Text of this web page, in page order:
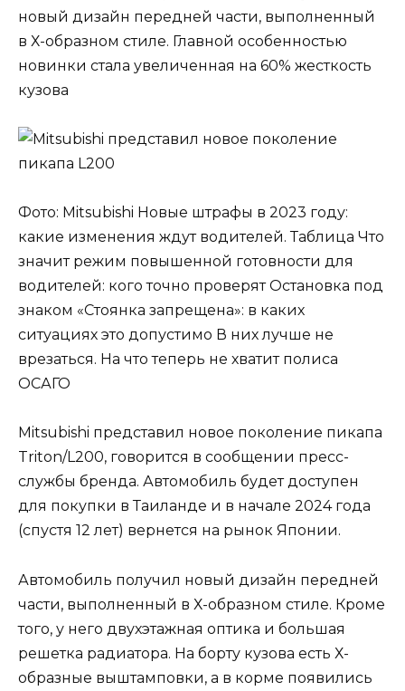
новый дизайн передней части, выполненный
в Х-образном стиле. Главной особенностью
новинки стала увеличенная на 60% жесткость
кузова
Фото: Mitsubishi Новые штрафы в 2023 году:
какие изменения ждут водителей. Таблица Что
значит режим повышенной готовности для
водителей: кого точно проверят Остановка под
знаком «Стоянка запрещена»: в каких
ситуациях это допустимо В них лучше не
врезаться. На что теперь не хватит полиса
ОСАГО
Mitsubishi представил новое поколение пикапа
Triton/L200, говорится в сообщении пресс-
службы бренда. Автомобиль будет доступен
для покупки в Таиланде и в начале 2024 года
(спустя 12 лет) вернется на рынок Японии.
Автомобиль получил новый дизайн передней
части, выполненный в Х-образном стиле. Кроме
того, у него двухэтажная оптика и большая
решетка радиатора. На борту кузова есть Х-
образные выштамповки, а в корме появились